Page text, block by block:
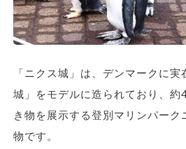
「ニクス城」は、デンマークに
城」をモデルに造られており、
き物を展示する登別マリンパーク
物です。